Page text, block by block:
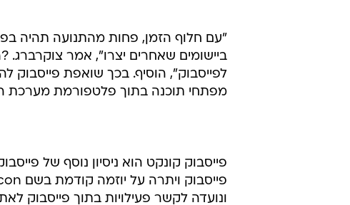
"עם חלוף הזמן, פחות מהתנועה תהיה
ביישומים שאחרים יצרו", אמר צוקרברג.
לפייסבוק", הוסיף. בכך שואפת
מפתחי תוכנה בתוך פלטפורמת מערכת
פייסבוק קונקט הוא ניסיון נוסף של
ונועדה לקשר פעילויות בתוך פייסבוק